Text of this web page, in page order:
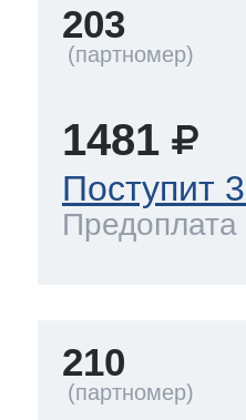
203
1481
Поступит
Предоплата
210